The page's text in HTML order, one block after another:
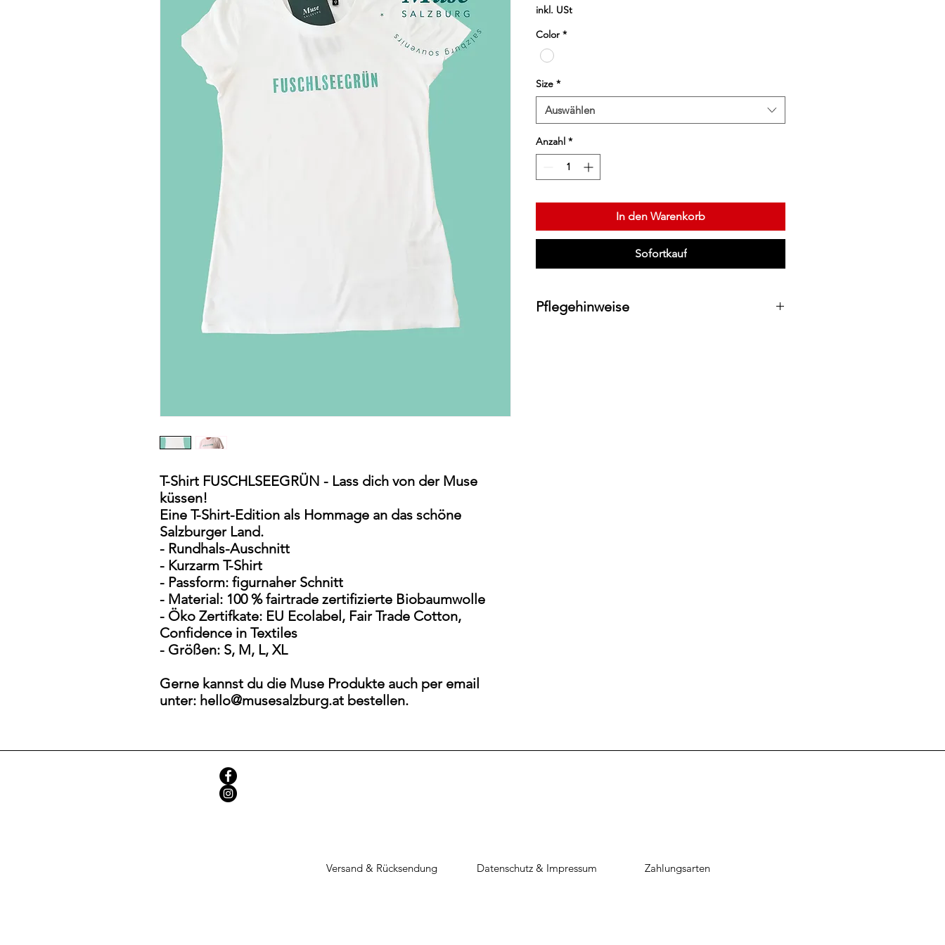
T-Shirt FUSCHLSEEGRÜN - Lass dich von der Muse
küssen!
Eine T-Shirt-Edition als Hommage an das schöne
Salzburger Land.
- Rundhals-Auschnitt
- Kurzarm T-Shirt
- Passform: figurnaher Schnitt
- Material: 100 % fairtrade zertifizierte Biobaumwolle
- Öko Zertifkate: EU Ecolabel, Fair Trade Cotton,
Confidence in Textiles
- Größen: S, M, L, XL
Gerne kannst du die Muse Produkte auch per email
unter: hello@musesalzburg.at bestellen.
inkl. USt
Color *
Size *
Auswählen
Anzahl *
In den Warenkorb
Sofortkauf
Pflegehinweise
Versand & Rücksendung Datenschutz & Impressum Zahlungsarten